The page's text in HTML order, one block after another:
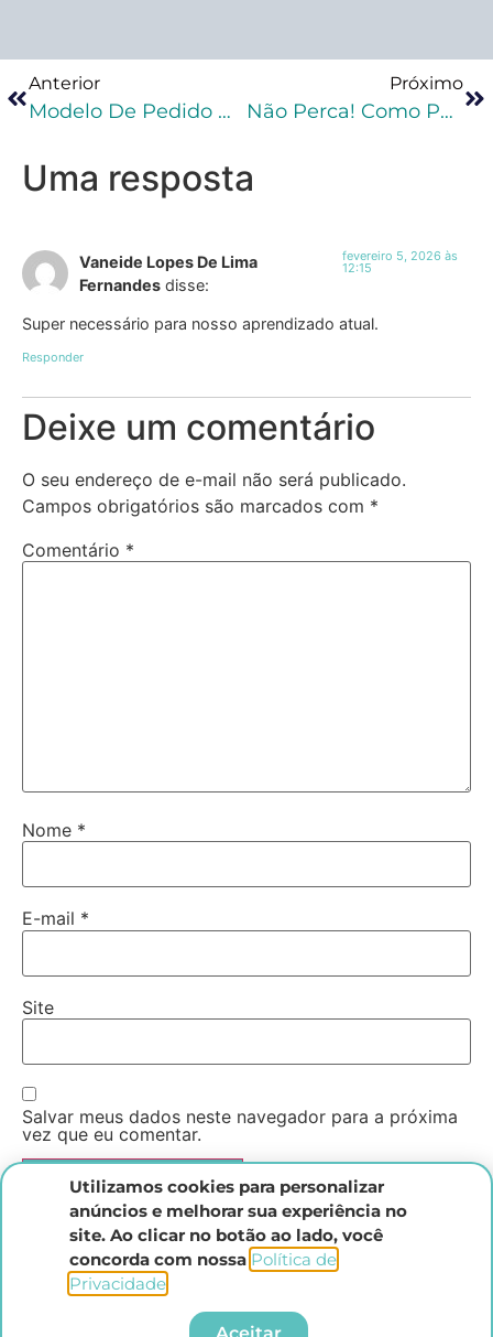
Anterior
Modelo De Pedido De Remição ENCCEJA
Próximo
Não Perca! Como Pedir Liberdade Provisória Em Audiência De Custódia?
Uma resposta
Vaneide Lopes De Lima
Fernandes disse:
fevereiro 5, 2026 às
12:15
Super necessário para nosso aprendizado atual.
Responder
Deixe um comentário
O seu endereço de e-mail não será publicado.
Campos obrigatórios são marcados com *
Comentário *
Nome *
E-mail *
Site
Salvar meus dados neste navegador para a próxima
vez que eu comentar.
Instituto Direito Penal Brasileiro
Utilizamos cookies para personalizar
anúncios e melhorar sua experiência no
site. Ao clicar no botão ao lado, você
concorda com nossa Política de
Privacidade.​